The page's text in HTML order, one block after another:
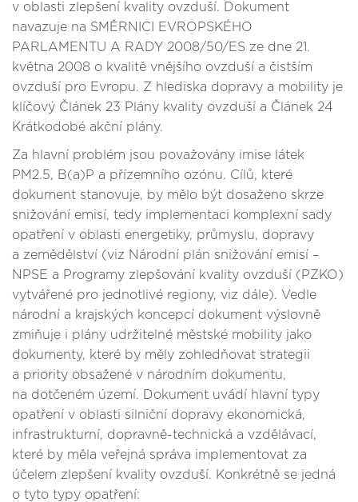
v oblasti zlepšení kvality ovzduší. Dokument
navazuje na SMĚRNICI EVROPSKÉHO
PARLAMENTU A RADY 2008/50/ES ze dne 21.
května 2008 o kvalitě vnějšího ovzduší a čistším
ovzduší pro Evropu. Z hlediska dopravy a mobility je
klíčový Článek 23 Plány kvality ovzduší a Článek 24
Krátkodobé akční plány.
Za hlavní problém jsou považovány imise látek
PM2.5, B(a)P a přízemního ozónu. Cílů, které
dokument stanovuje, by mělo být dosaženo skrze
snižování emisí, tedy implementaci komplexní sady
opatření v oblasti energetiky, průmyslu, dopravy
a zemědělství (viz Národní plán snižování emisí –
NPSE a Programy zlepšování kvality ovzduší (PZKO)
vytvářené pro jednotlivé regiony, viz dále). Vedle
národní a krajských koncepcí dokument výslovně
zmiňuje i plány udržitelné městské mobility jako
dokumenty, které by měly zohledňovat strategii
a priority obsažené v národním dokumentu,
na dotčeném území. Dokument uvádí hlavní typy
opatření v oblasti silniční dopravy ekonomická,
infrastrukturní, dopravně-technická a vzdělávací,
které by měla veřejná správa implementovat za
účelem zlepšení kvality ovzduší. Konkrétně se jedná
o tyto typy opatření: